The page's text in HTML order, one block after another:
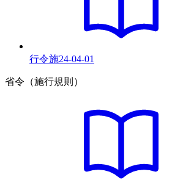
行令施24-04-01
省令（施行規則）